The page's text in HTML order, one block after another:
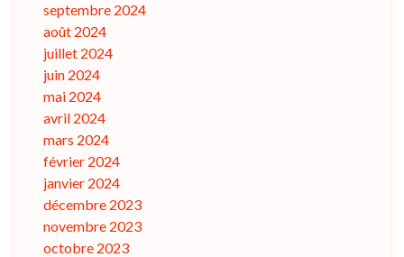
septembre 2024
août 2024
juillet 2024
juin 2024
mai 2024
avril 2024
mars 2024
février 2024
janvier 2024
décembre 2023
novembre 2023
octobre 2023